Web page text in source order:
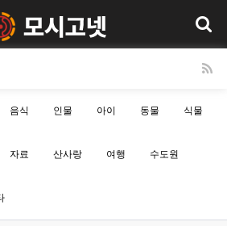
음식 인물 아이 동물 식물
자료 산사랑 여행 수도원